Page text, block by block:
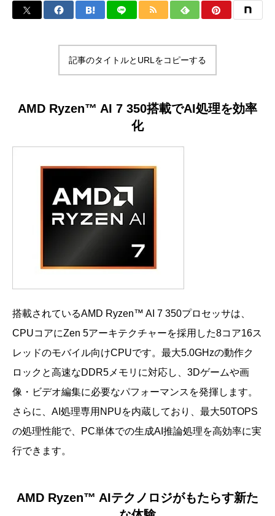
記事のタイトルとURLをコピーする
AMD Ryzen™ AI 7 350搭載でAI処理を効率
化
搭載されているAMD Ryzen™ AI 7 350プロセッサは、
CPUコアにZen 5アーキテクチャーを採用した8コア16ス
レッドのモバイル向けCPUです。最大5.0GHzの動作ク
ロックと高速なDDR5メモリに対応し、3Dゲームや画
像・ビデオ編集に必要なパフォーマンスを発揮します。
さらに、AI処理専用NPUを内蔵しており、最大50TOPS
の処理性能で、PC単体での生成AI推論処理を高効率に実
行できます。
AMD Ryzen™ AIテクノロジがもたらす新た